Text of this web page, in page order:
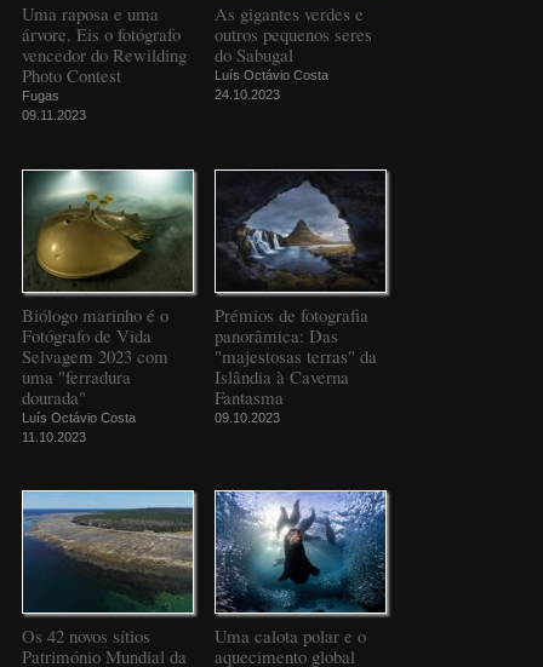
Uma raposa e uma
árvore. Eis o fotógrafo
vencedor do Rewilding
Photo Contest
Fugas
09.11.2023
As gigantes verdes e
outros pequenos seres
do Sabugal
Luís Octávio Costa
24.10.2023
Biólogo marinho é o
Fotógrafo de Vida
Selvagem 2023 com
uma "ferradura
dourada"
Luís Octávio Costa
11.10.2023
Prémios de fotografia
panorâmica: Das
"majestosas terras" da
Islândia à Caverna
Fantasma
09.10.2023
Os 42 novos sítios
Património Mundial da
Uma calota polar e o
aquecimento global